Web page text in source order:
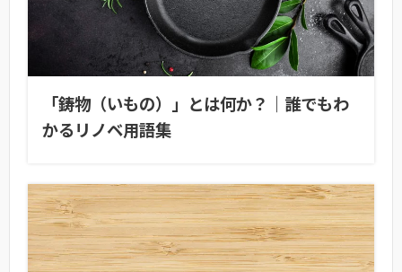
「鋳物（いもの）」とは何か？｜誰でもわ
かるリノベ用語集